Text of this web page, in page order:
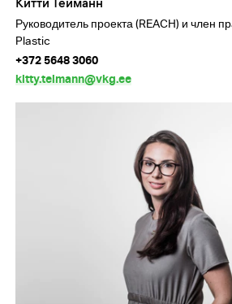
Руководитель проекта (REACH) и член
Plastic
+372 5648 3060
kitty.teimann@vkg.ee